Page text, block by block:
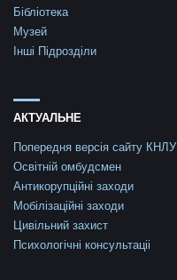
Бібліотека
Музей
Інші Підрозділи
АКТУАЛЬНЕ
Попередня версія сайту КНЛУ
Освітній омбудсмен
Антикорупційні заходи
Мобілізаційні заходи
Цивільний захист
Психологічні консультаціі